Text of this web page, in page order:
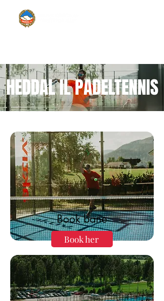
HEDDAL IL PADELTENNIS
Book her
Book bane